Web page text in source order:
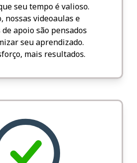
seu tempo é valioso.
nossas videoaulas e
apoio são pensados
seu aprendizado.
mais resultados.